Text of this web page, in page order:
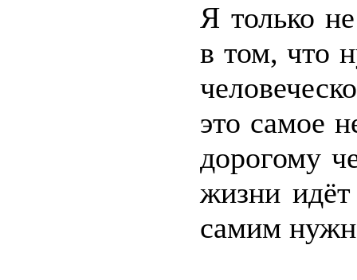
Я только
в том, что
это самое
дорогому
жизни
самим